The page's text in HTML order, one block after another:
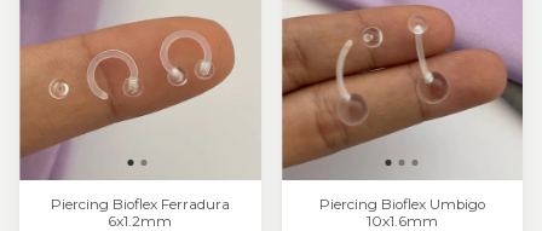
Piercing Bioflex Ferradura
6x1.2mm
Piercing Bioflex Umbigo
10x1.6mm